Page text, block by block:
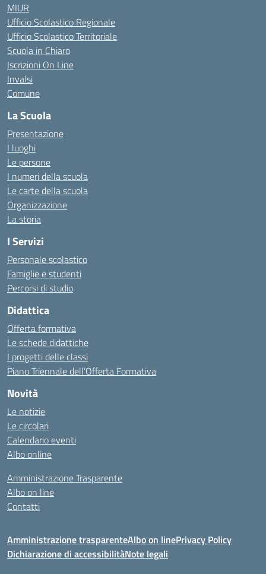
MIUR
Ufficio Scolastico Regionale
Ufficio Scolastico Territoriale
Scuola in Chiaro
Iscrizioni On Line
Invalsi
Comune
La Scuola
Presentazione
I luoghi
Le persone
I numeri della scuola
Le carte della scuola
Organizzazione
La storia
I Servizi
Personale scolastico
Famiglie e studenti
Percorsi di studio
Didattica
Offerta formativa
Le schede didattiche
I progetti delle classi
Piano Triennale dell’Offerta Formativa
Novità
Le notizie
Le circolari
Calendario eventi
Albo online
Amministrazione Trasparente
Albo on line
Contatti
Amministrazione trasparenteAlbo on linePrivacy Policy
Dichiarazione di accessibilitàNote legali